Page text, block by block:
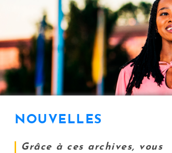
NOUVELLES
Grâce à ces archives, vous